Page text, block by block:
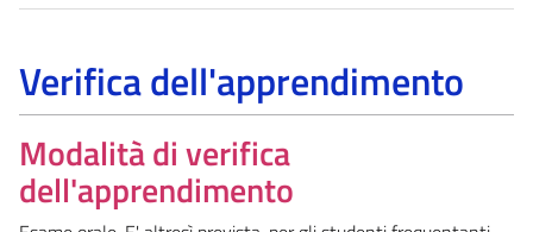
Verifica dell'apprendimento
Modalità di verifica
dell'apprendimento